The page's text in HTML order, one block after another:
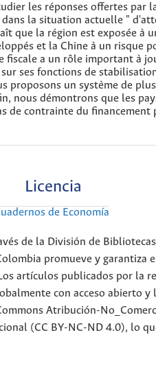
les réponses offertes par
la situation actuelle "
que la région est exposée à
et la Chine à un risque
fiscale a un rôle important à
ses fonctions de
proposons un système de
nous démontrons que les
de contrainte du financement
Licencia
de Economía
de la División de
promueve y garantiza
artículos publicados por la
con acceso abierto y
Atribución-
(CC BY-NC-ND 4.0), lo